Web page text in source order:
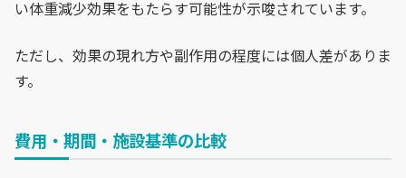
い体重減少効果をもたらす可能性が示唆されています。
ただし、効果の現れ方や副作用の程度には個人差がありま
す。
費用・期間・施設基準の比較